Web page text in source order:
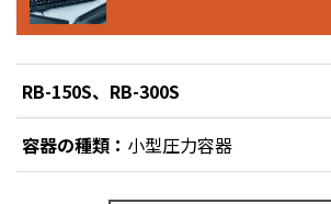
RB-150S、RB-300S
容器の種類： 小型圧力容器